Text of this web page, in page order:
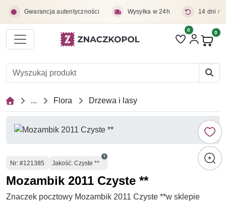
Gwarancja autentyczności Wysyłka w 24h 14 dni
Liczba pozycji
0 0
... Flora Drzewa i lasy
Numer
Nr: #121385 Jakość: Czyste **
Mozambik 2011 Czyste **
Znaczek pocztowy Mozambik 2011 Czyste **w sklepie